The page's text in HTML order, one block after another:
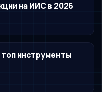
на ИИС в 2026
инструменты